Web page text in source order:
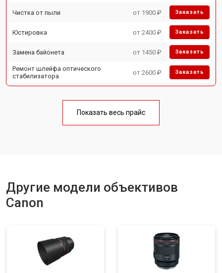
Чистка от пыли от 1900 ₽ Заказать
Юстировка от 2400 ₽ Заказать
Замена байонета от 1450 ₽ Заказать
Ремонт шлейфа оптического
стабилизатора
от 2600 ₽ Заказать
Показать весь прайс
Другие модели объективов
Canon